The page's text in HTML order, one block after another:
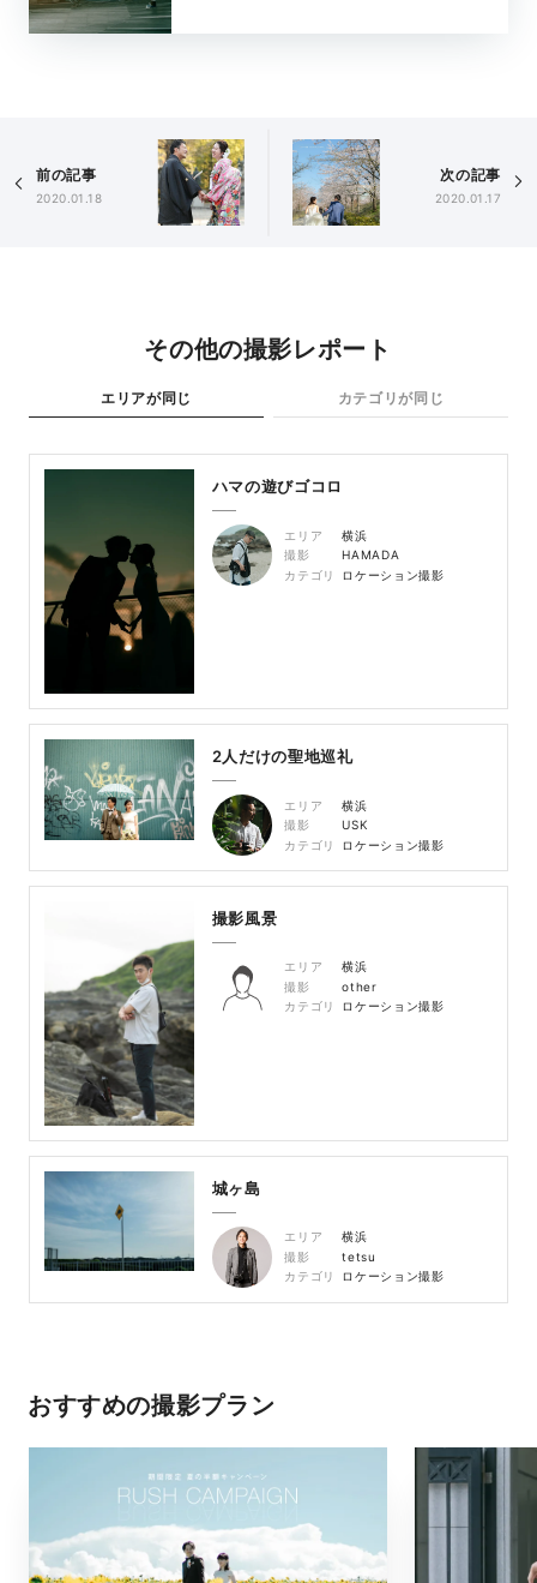
前の記事
2020.01.18
次の記事
2020.01.17
その他の撮影レポート
エリアが同じ カテゴリが同じ
ハマの遊びゴコロ
エリア
横浜
撮影
HAMADA
カテゴリ
ロケーション撮影
2人だけの聖地巡礼
エリア
横浜
撮影
USK
カテゴリ
ロケーション撮影
撮影風景
エリア
横浜
撮影
other
カテゴリ
ロケーション撮影
城ヶ島
エリア
横浜
撮影
tetsu
カテゴリ
ロケーション撮影
おすすめの撮影プラン